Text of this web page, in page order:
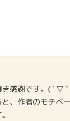
感謝です。( ´ ▽ `
と、作者のモチベ